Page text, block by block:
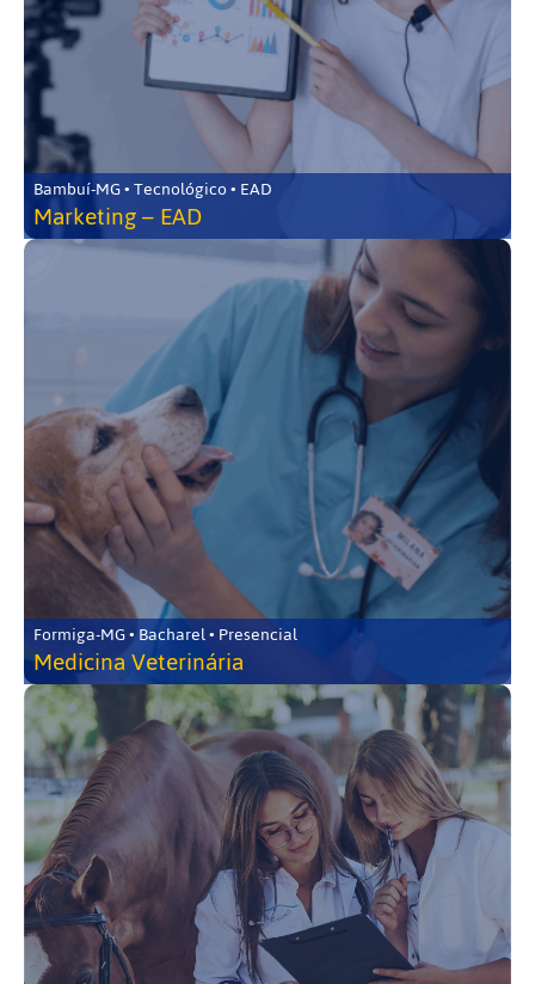
Bambuí-MG • Tecnológico • EAD
Marketing – EAD
Formiga-MG • Bacharel • Presencial
Medicina Veterinária